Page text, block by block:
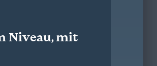
Niveau, mit